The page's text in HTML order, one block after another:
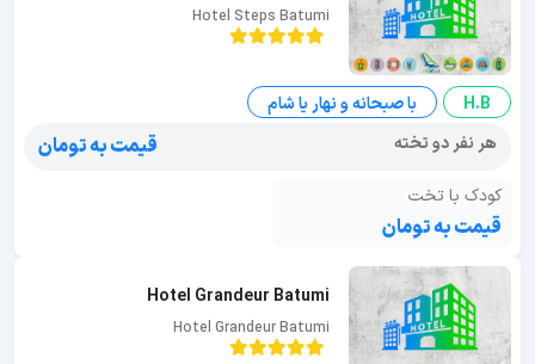
Hotel Steps Batumi
H.B
با صبحانه و نهار یا شام
هر نفر دو تخته
قیمت به تومان
کودک با تخت
قیمت به تومان
Hotel Grandeur Batumi
Hotel Grandeur Batumi